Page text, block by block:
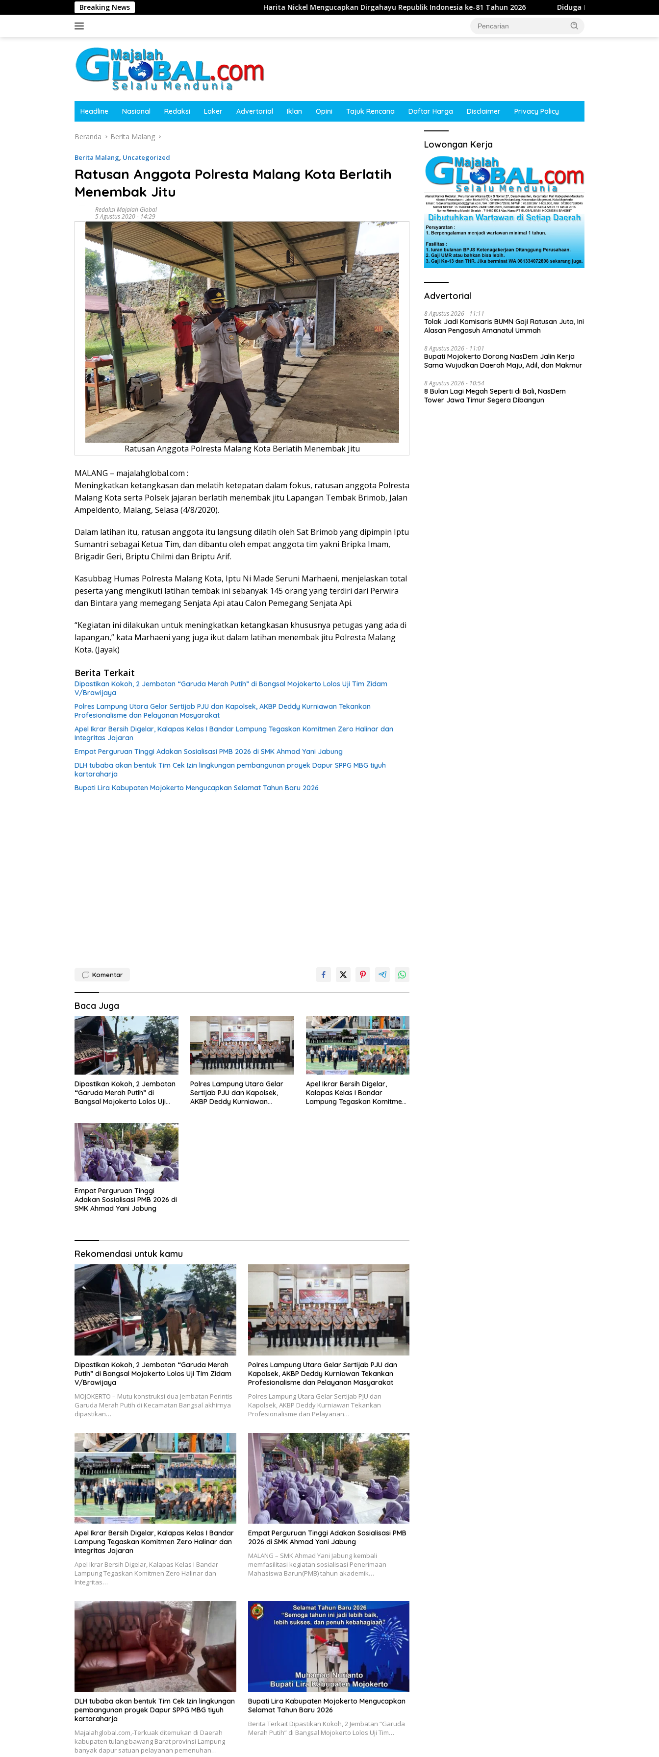
ke
Breaking News Harita Nickel Mengucapkan Dirgahayu Republik Indonesia ke-81 Tahun 2026 Diduga Intimidasi Wartawan di Obi, Oknum
Headline Nasional Redaksi Loker Advertorial Iklan Opini Tajuk Rencana Daftar Harga Disclaimer Privacy Policy
Beranda Berita Malang
Berita Malang, Uncategorized
Ratusan Anggota Polresta Malang Kota Berlatih
Menembak Jitu
Redaksi Majalah Global
5 Agustus 2020 - 14:29
Ratusan Anggota Polresta Malang Kota Berlatih Menembak Jitu
MALANG – majalahglobal.com :
Meningkatkan ketangkasan dan melatih ketepatan dalam fokus, ratusan anggota Polresta
Malang Kota serta Polsek jajaran berlatih menembak jitu Lapangan Tembak Brimob, Jalan
Ampeldento, Malang, Selasa (4/8/2020).
Dalam latihan itu, ratusan anggota itu langsung dilatih oleh Sat Brimob yang dipimpin Iptu
Sumantri sebagai Ketua Tim, dan dibantu oleh empat anggota tim yakni Bripka Imam,
Brigadir Geri, Briptu Chilmi dan Briptu Arif.
Kasubbag Humas Polresta Malang Kota, Iptu Ni Made Seruni Marhaeni, menjelaskan total
peserta yang mengikuti latihan tembak ini sebanyak 145 orang yang terdiri dari Perwira
dan Bintara yang memegang Senjata Api atau Calon Pemegang Senjata Api.
“Kegiatan ini dilakukan untuk meningkatkan ketangkasan khususnya petugas yang ada di
lapangan,” kata Marhaeni yang juga ikut dalam latihan menembak jitu Polresta Malang
Kota. (Jayak)
Berita Terkait
Dipastikan Kokoh, 2 Jembatan “Garuda Merah Putih” di Bangsal Mojokerto Lolos Uji Tim Zidam
V/Brawijaya
Polres Lampung Utara Gelar Sertijab PJU dan Kapolsek, AKBP Deddy Kurniawan Tekankan
Profesionalisme dan Pelayanan Masyarakat
Apel Ikrar Bersih Digelar, Kalapas Kelas I Bandar Lampung Tegaskan Komitmen Zero Halinar dan
Integritas Jajaran
Empat Perguruan Tinggi Adakan Sosialisasi PMB 2026 di SMK Ahmad Yani Jabung
DLH tubaba akan bentuk Tim Cek Izin lingkungan pembangunan proyek Dapur SPPG MBG tiyuh
kartaraharja
Bupati Lira Kabupaten Mojokerto Mengucapkan Selamat Tahun Baru 2026
Komentar
Baca Juga
Dipastikan Kokoh, 2 Jembatan
“Garuda Merah Putih” di
Bangsal Mojokerto Lolos Uji
Polres Lampung Utara Gelar
Sertijab PJU dan Kapolsek,
AKBP Deddy Kurniawan
Apel Ikrar Bersih Digelar,
Kalapas Kelas I Bandar
Lampung Tegaskan Komitmen
Empat Perguruan Tinggi
Adakan Sosialisasi PMB 2026 di
SMK Ahmad Yani Jabung
Rekomendasi untuk kamu
Dipastikan Kokoh, 2 Jembatan “Garuda Merah
Putih” di Bangsal Mojokerto Lolos Uji Tim Zidam
V/Brawijaya
MOJOKERTO – Mutu konstruksi dua Jembatan Perintis
Garuda Merah Putih di Kecamatan Bangsal akhirnya
dipastikan…
Polres Lampung Utara Gelar Sertijab PJU dan
Kapolsek, AKBP Deddy Kurniawan Tekankan
Profesionalisme dan Pelayanan Masyarakat
Polres Lampung Utara Gelar Sertijab PJU dan
Kapolsek, AKBP Deddy Kurniawan Tekankan
Profesionalisme dan Pelayanan…
Apel Ikrar Bersih Digelar, Kalapas Kelas I Bandar
Lampung Tegaskan Komitmen Zero Halinar dan
Integritas Jajaran
Apel Ikrar Bersih Digelar, Kalapas Kelas I Bandar
Lampung Tegaskan Komitmen Zero Halinar dan
Integritas…
Empat Perguruan Tinggi Adakan Sosialisasi PMB
2026 di SMK Ahmad Yani Jabung
MALANG – SMK Ahmad Yani Jabung kembali
memfasilitasi kegiatan sosialisasi Penerimaan
Mahasiswa Barun(PMB) tahun akademik…
DLH tubaba akan bentuk Tim Cek Izin lingkungan
pembangunan proyek Dapur SPPG MBG tiyuh
kartaraharja
Majalahglobal.com,-Terkuak ditemukan di Daerah
kabupaten tulang bawang Barat provinsi Lampung
banyak dapur satuan pelayanan pemenuhan…
Bupati Lira Kabupaten Mojokerto Mengucapkan
Selamat Tahun Baru 2026
Berita Terkait Dipastikan Kokoh, 2 Jembatan “Garuda
Merah Putih” di Bangsal Mojokerto Lolos Uji Tim…
Lowongan Kerja
Advertorial
8 Agustus 2026 - 11:11
Tolak Jadi Komisaris BUMN Gaji Ratusan Juta, Ini
Alasan Pengasuh Amanatul Ummah
8 Agustus 2026 - 11:01
Bupati Mojokerto Dorong NasDem Jalin Kerja
Sama Wujudkan Daerah Maju, Adil, dan Makmur
8 Agustus 2026 - 10:54
8 Bulan Lagi Megah Seperti di Bali, NasDem
Tower Jawa Timur Segera Dibangun